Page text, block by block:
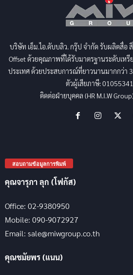
บริษัท เอ็ม.ไอ.ดับบลิว. กรุ๊ป จำกัด รับผลิตสื่อ
Offset ด้วยคุณภาพที่ได้รับมาตรฐานระดับเหรี
ประเทศ ด้วยประสบการณ์ที่ยาวนานมากกว่า
ตัวผู้เสียภาษี:
ติดต่อฝ่ายบุคคล (HR M.I.W
สอบถามข้อมูลการพิมพ์
คุณจารุภา ลุก (โฟกัส)
Office: 02-9380950
Mobile: 090-9072927
Email: sale@miwgroup.co.th
คุณชมัยพร (แนน)